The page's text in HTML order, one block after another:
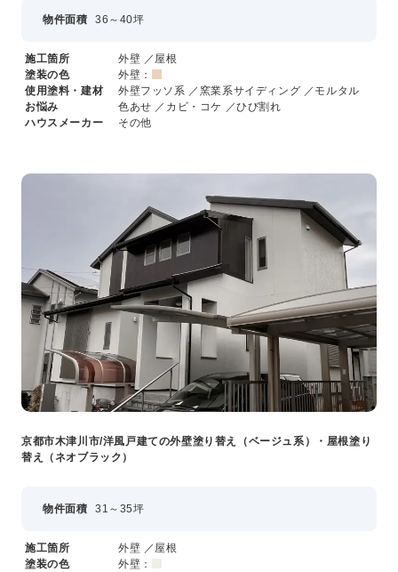
物件面積 36～40坪
施工箇所
外壁 ／屋根
塗装の色
外壁：
使用塗料・建材
外壁フッソ系 ／窯業系サイディング ／モルタル
お悩み
色あせ ／カビ・コケ ／ひび割れ
ハウスメーカー
その他
京都市木津川市/洋風戸建ての外壁塗り替え（ベージュ系）・屋根塗り
替え（ネオブラック）
物件面積 31～35坪
施工箇所
外壁 ／屋根
塗装の色
外壁：